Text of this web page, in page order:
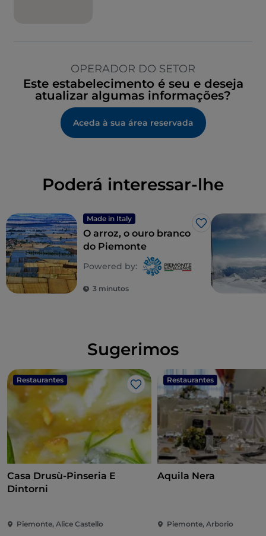
OPERADOR DO SETOR
Este estabelecimento é seu e deseja
atualizar algumas informações?
Aceda à sua área reservada
Poderá interessar-lhe
Made in Italy
Gosto
O arroz, o ouro branco
do Piemonte
Powered by:
3 minutos
Sugerimos
Restaurantes
Gosto
Casa Drusù-Pinseria E
Dintorni
Piemonte, Alice Castello
Restaurantes
Aquila Nera
Piemonte, Arborio